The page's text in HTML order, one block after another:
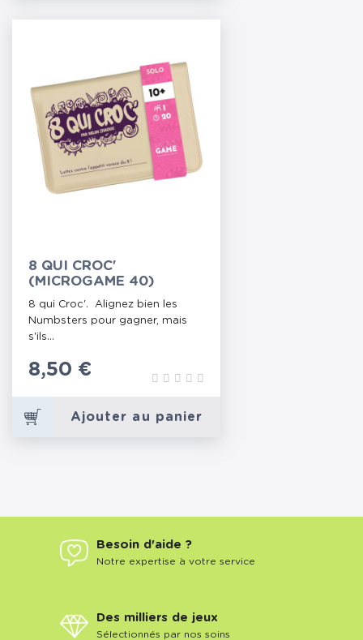
8 QUI CROC'
(MICROGAME 40)
8 qui Croc'. Alignez bien les
Numbsters pour gagner, mais
s'ils...
Prix
8,50 €
Ajouter au panier
Besoin d'aide ?
Notre expertise à votre service
Des milliers de jeux
Sélectionnés par nos soins